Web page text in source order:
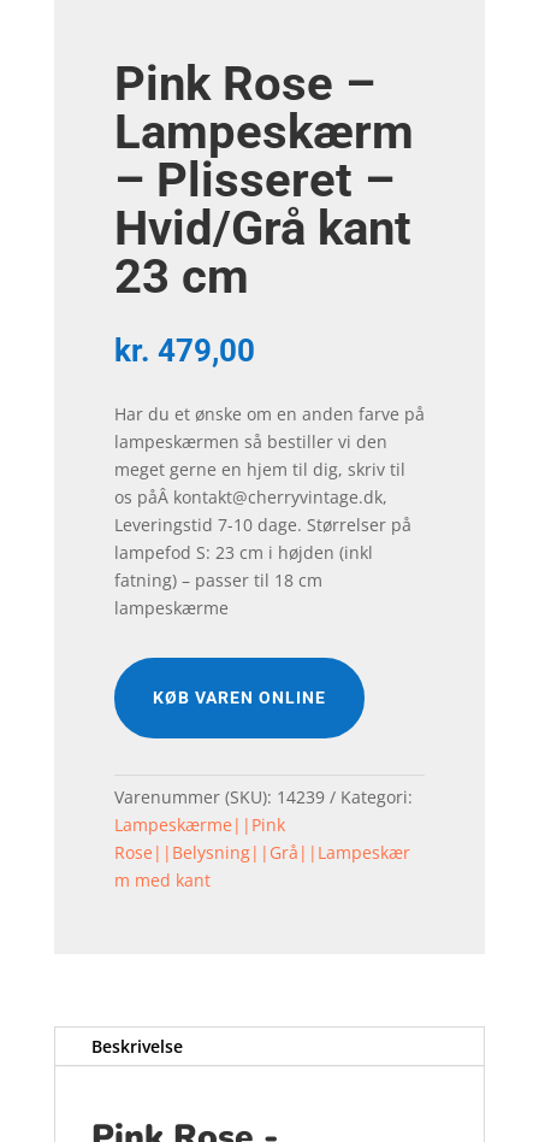
Pink Rose –
Lampeskærm
– Plisseret –
Hvid/Grå kant
23 cm
kr. 479,00
Har du et ønske om en anden farve på
lampeskærmen så bestiller vi den
meget gerne en hjem til dig, skriv til
os påÂ kontakt@cherryvintage.dk,
Leveringstid 7-10 dage. Størrelser på
lampefod S: 23 cm i højden (inkl
fatning) – passer til 18 cm
lampeskærme
KØB VAREN ONLINE
Varenummer (SKU): 14239
Kategori:
Lampeskærme||Pink
Rose||Belysning||Grå||Lampeskær
m med kant
Beskrivelse